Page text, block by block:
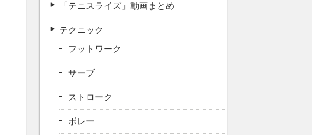
「テニスライズ」動画まとめ
テクニック
フットワーク
サーブ
ストローク
ボレー